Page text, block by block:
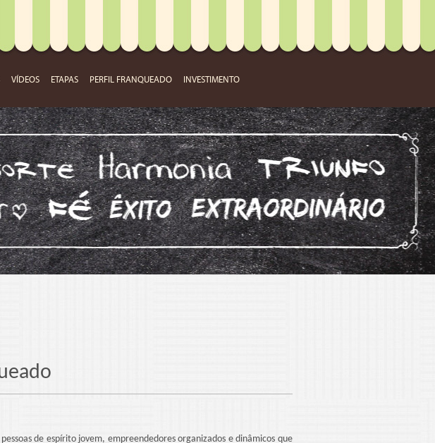
VÍDEOS ETAPAS PERFIL FRANQUEADO INVESTIMENTO
de espírito jovem, empreendedores organizados e dinâmicos que